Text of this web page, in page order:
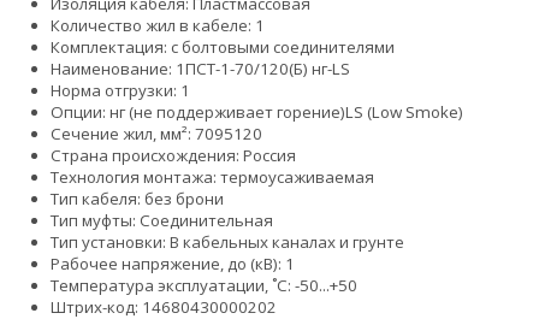
Количество жил в кабеле: 1
Комплектация: с болтовыми соединителями
Наименование: 1ПСТ-1-70/120(Б) нг-LS
Норма отгрузки: 1
Опции: нг (не поддерживает горение)LS (Low Smoke)
Сечение жил, мм²: 7095120
Страна происхождения: Россия
Технология монтажа: термоусаживаемая
Тип кабеля: без брони
Тип муфты: Соединительная
Тип установки: В кабельных каналах и грунте
Рабочее напряжение, до (кВ): 1
Температура эксплуатации, ˚С: -50...+50
Штрих-код: 14680430000202